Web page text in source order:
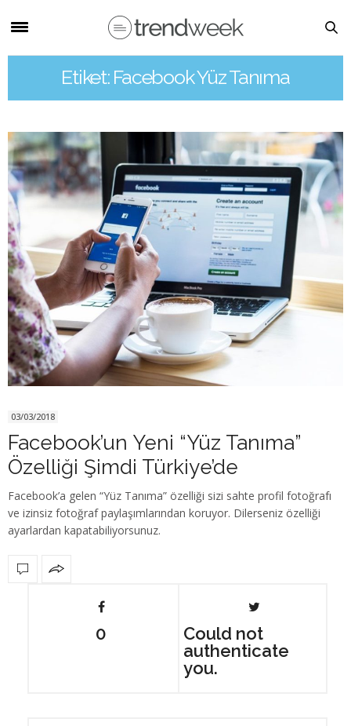
Etiket: Facebook Yüz Tanıma
03/03/2018
Facebook’un Yeni “Yüz Tanıma”
Özelliği Şimdi Türkiye’de
Facebook’a gelen “Yüz Tanıma” özelliği sizi sahte profil fotoğrafı
ve izinsiz fotoğraf paylaşımlarından koruyor. Dilerseniz özelliği
ayarlardan kapatabiliyorsunuz.
0
Could not
authenticate
you.